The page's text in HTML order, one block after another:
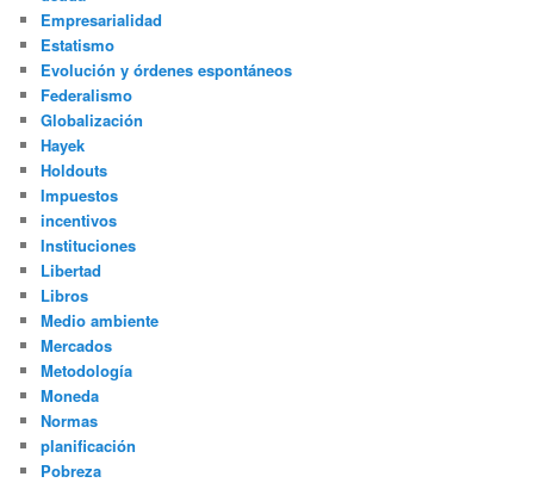
Empresarialidad
Estatismo
Evolución y órdenes espontáneos
Federalismo
Globalización
Hayek
Holdouts
Impuestos
incentivos
Instituciones
Libertad
Libros
Medio ambiente
Mercados
Metodología
Moneda
Normas
planificación
Pobreza